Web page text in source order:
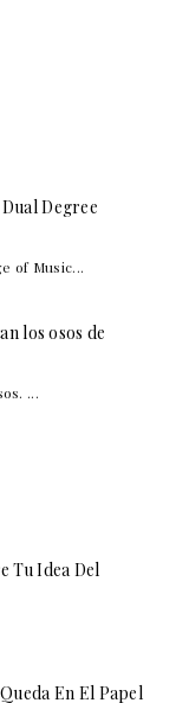
Degree
of Music...
los osos de
...
Tu Idea Del
En El Papel